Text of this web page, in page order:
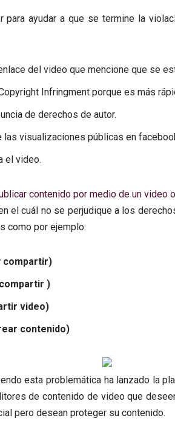
para ayudar a que se termine la
del video que mencione que se
Infringment porque es más
de derechos de autor.
las visualizaciones públicas en
el video.
contenido por medio de un video
el cuál no se perjudique a los
como por ejemplo:
compartir)
)
video)
contenido)
esta problemática ha lanzado la
de contenido de video que
pero desean proteger su contenido.